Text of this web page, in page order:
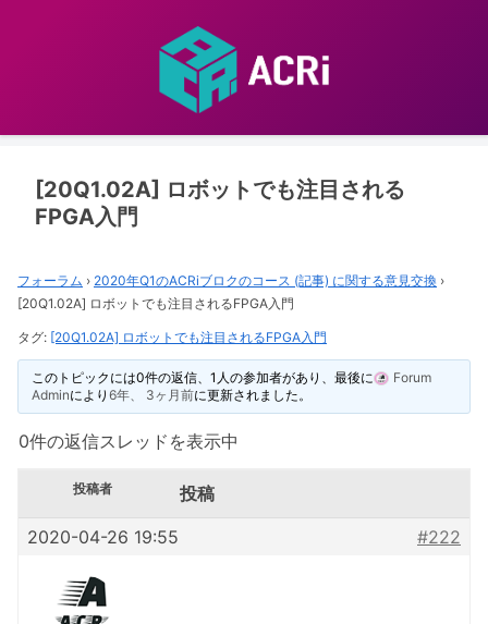
[20Q1.02A] ロボットでも注目される
FPGA⼊⾨
フォーラム › 2020年Q1のACRiブロクのコース (記事) に関する意見交換 ›
[20Q1.02A] ロボットでも注目されるFPGA⼊⾨
タグ: [20Q1.02A] ロボットでも注目されるFPGA⼊⾨
このトピックには0件の返信、1人の参加者があり、最後に
Forum
Adminにより 6年、 3ヶ月前に更新されました。
0件の返信スレッドを表示中
投稿者
投稿
2020-04-26 19:55
#222